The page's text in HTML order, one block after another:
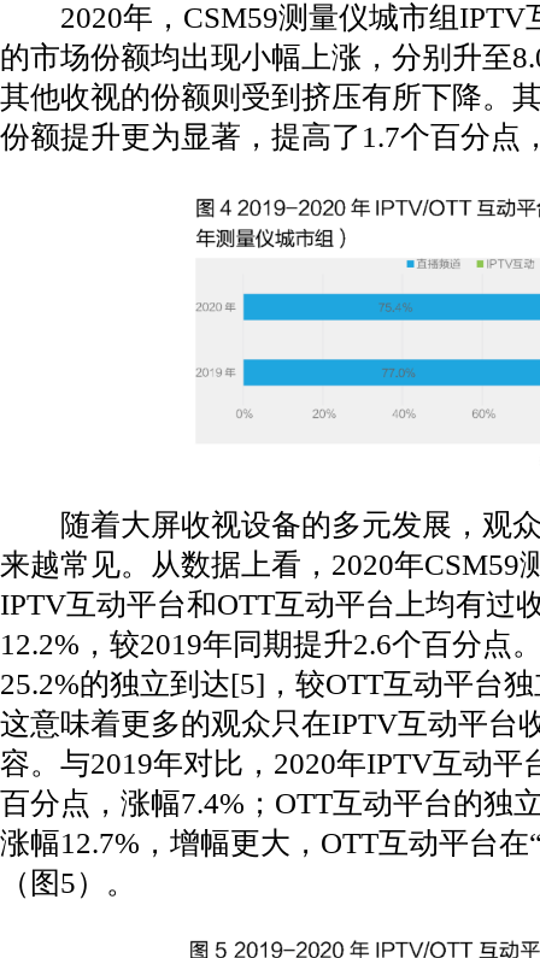
2020年，CSM59测量仪城市组IPTV
的市场份额均出现小幅上涨，分别升至
其他收视的份额则受到挤压有所下降。
份额提升更为显著，提高了1.7个百分点
随着大屏收视设备的多元发展，观众
来越常见。从数据上看，2020年CSM59
IPTV互动平台和OTT互动平台上均有过
12.2%，较2019年同期提升2.6个百分点
25.2%的独立到达[5]，较OTT互动平台
这意味着更多的观众只在IPTV互动平台
容。与2019年对比，2020年IPTV互动平
百分点，涨幅7.4%；OTT互动平台的独
涨幅12.7%，增幅更大，OTT互动平台在
（图5）。